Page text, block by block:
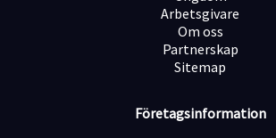
Arbetsgivare
Om oss
Partnerskap
Sitemap
Företagsinformation